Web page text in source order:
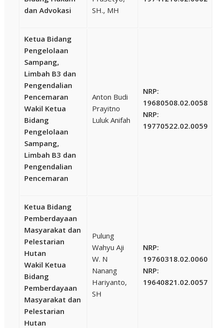
dan Advokasi
SH., MH
Ketua Bidang
Pengelolaan
Sampang,
Limbah B3 dan
Pengendalian
Pencemaran
Wakil Ketua
Bidang
Pengelolaan
Sampang,
Limbah B3 dan
Pengendalian
Pencemaran
Anton Budi
Prayitno
Luluk Anifah
NRP:
19680508.02.0058
NRP:
19770522.02.0059
Ketua Bidang
Pemberdayaan
Masyarakat dan
Pelestarian
Hutan
Wakil Ketua
Bidang
Pemberdayaan
Masyarakat dan
Pelestarian
Hutan
Pulung
Wahyu Aji
W. N
Nanang
Hariyanto,
SH
NRP:
19760318.02.0060
NRP:
19640821.02.0057